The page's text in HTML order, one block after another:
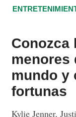
Conozca
menores
mundo y
fortunas
Kylie Jenner,